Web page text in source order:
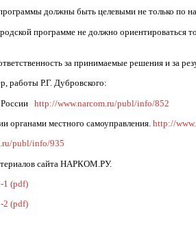
должны быть целевыми не только по
программе не должно ориентироваться
за принимаемые решения и за
работы Р.Г. Дубровского:
http://www.narcom.ru/publ/info/852
органами местного самоуправления. http://
publ/info/935
сайта НАРКОМ.РУ.
1 (pdf)
2 (pdf)